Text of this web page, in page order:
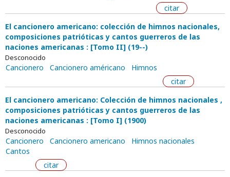
citar
El cancionero americano: colección de himnos nacionales,
composiciones patrióticas y cantos guerreros de las
naciones americanas : [Tomo II] (19--)
Desconocido
Cancionero Cancionero américano
Himnos
citar
El cancionero americano: Colección de himnos nacionales ,
composiciones patrióticas y cantos guerreros de las
naciones americanas : [Tomo I] (1900)
Desconocido
Cancionero Cancionero americano
Himnos nacionales
Cantos
citar